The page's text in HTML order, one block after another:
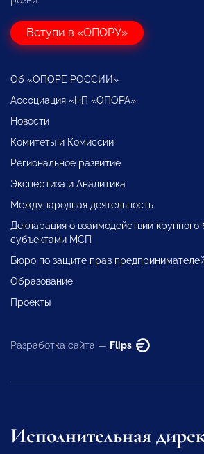
Вступи в «ОПОРУ»
Об «ОПОРЕ РОССИИ»
Ассоциация «НП «ОПОРА»
Новости
Комитеты и Комиссии
Региональное развитие
Экспертиза и Аналитика
Международная деятельность
Декларация о взаимодействии крупного
субъектами МСП
Бюро по защите прав
Образование
Проекты
Разработка сайта — Flips
Исполнительная